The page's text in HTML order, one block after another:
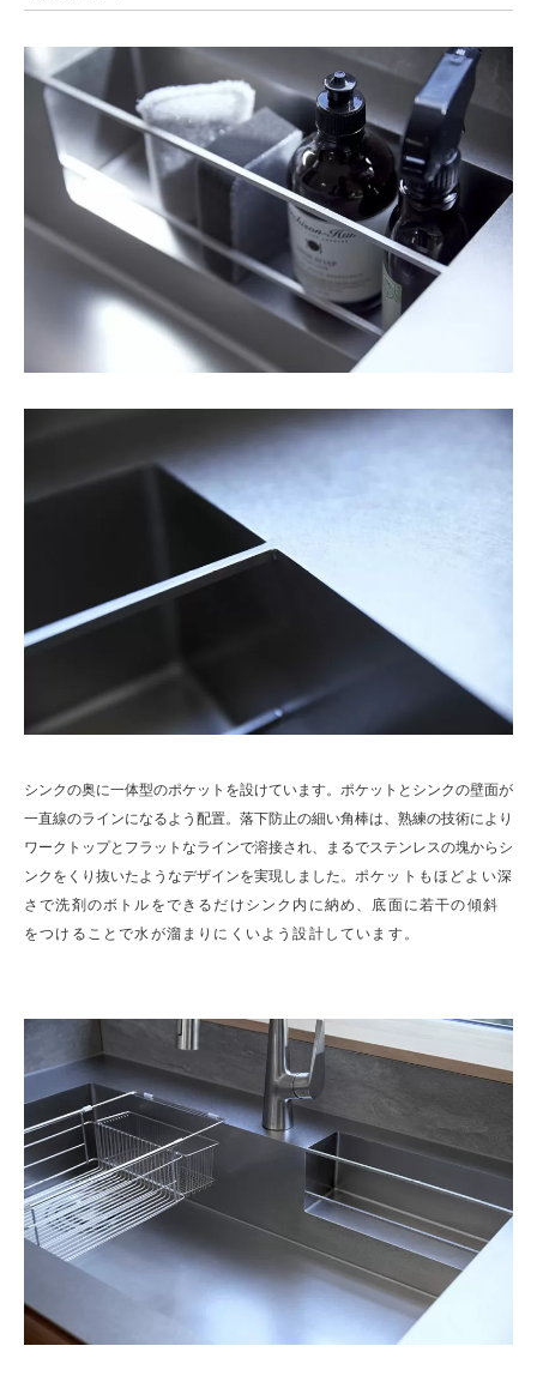
シンクの奥に一体型のポケットを設けています。ポケットとシンクの壁面が
一直線のラインになるよう配置。落下防止の細い角棒は、熟練の技術により
ワークトップとフラットなラインで溶接され、まるでステンレスの塊からシ
ンクをくり抜いたようなデザインを実現しました。 ポケットもほどよい深
さで洗剤のボトルをできるだけシンク内に納め、底面に若干の傾斜
をつけることで水が溜まりにくいよう設計しています。